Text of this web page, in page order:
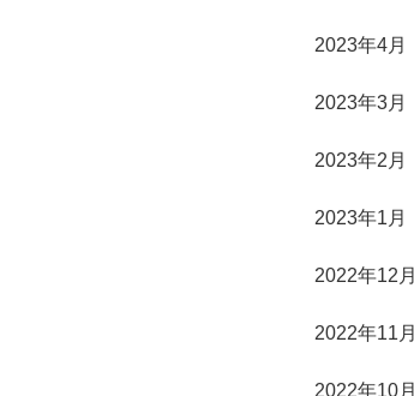
2023年4月
2023年3月
2023年2月
2023年1月
2022年12月
2022年11月
2022年10月